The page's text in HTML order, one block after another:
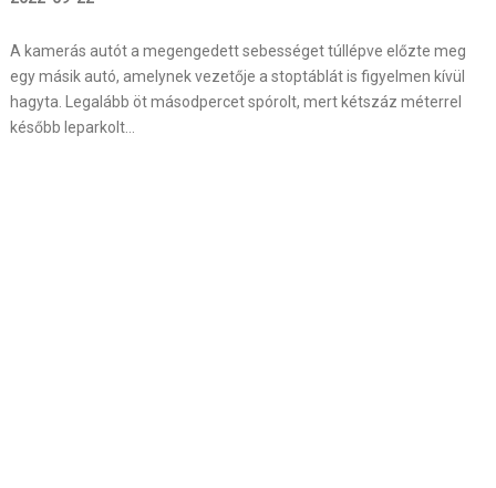
A kamerás autót a megengedett sebességet túllépve előzte meg
egy másik autó, amelynek vezetője a stoptáblát is figyelmen kívül
hagyta. Legalább öt másodpercet spórolt, mert kétszáz méterrel
később leparkolt…